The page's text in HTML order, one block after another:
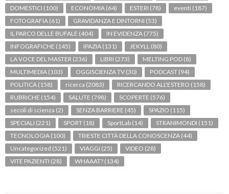
DOMESTICI (100) ECONOMIA (64) ESTERI (78) eventi (187)
FOTOGRAFIA (61) GRAVIDANZA E DINTORNI (53)
IL PARCO DELLE BUFALE (404) IN EVIDENZA (775)
INFOGRAFICHE (145) IPAZIA (131) JEKYLL (80)
LA VOCE DEL MASTER (236) LIBRI (273) MELTING POD (8)
MULTIMEDIA (103) OGGISCIENZA TV (30) PODCAST (94)
POLITICA (158) ricerca (2083) RICERCANDO ALL'ESTERO (158)
RUBRICHE (154) SALUTE (798) SCOPERTE (576)
secoli di scienza (2) SENZA BARRIERE (45) SPAZIO (115)
SPECIALI (221) SPORT (18) SportLab (14) STRANIMONDI (151)
TECNOLOGIA (100) TRIESTE CITTÀ DELLA CONOSCENZA (44)
Uncategorized (521) VIAGGI (25) VIDEO (28)
VITE PAZIENTI (28) WHAAAT? (134)